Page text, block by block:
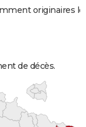
originaires
de décès.